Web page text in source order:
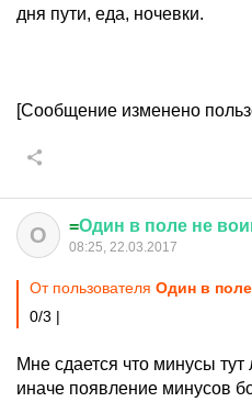
дня пути, еда, ночевки.
[Сообщение изменено
О =Один в поле не
08:25, 22.03.2017
От пользователя Один в
0/3 |
Мне сдается что минусы
иначе появление минусов